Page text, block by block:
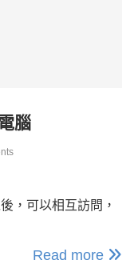
腦
，可以相互訪問，
Read more